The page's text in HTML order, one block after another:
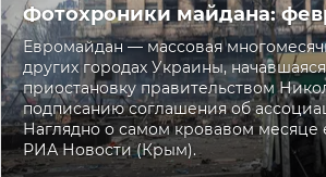
Фотохроники майдана:
Евромайдан — массовая
других городах Украины,
приостановку правительством
подписанию соглашения об
Наглядно о самом кровавом
РИА Новости (Крым).